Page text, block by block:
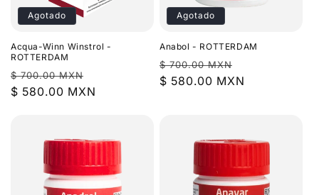
ó
n
:
Agotado
Acqua-Winn Winstrol -
ROTTERDAM
Precio
habitual
$ 700.00 MXN
de
$ 580.00 MXN
Agotado
Anabol - ROTTERDAM
Precio
habitual
$ 700.00 MXN
de
$ 580.00 MXN